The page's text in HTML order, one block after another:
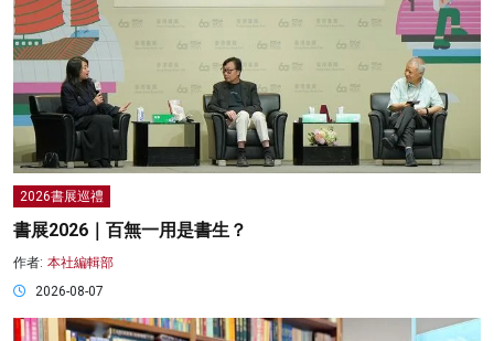
2026書展巡禮
書展2026｜百無一用是書生？
作者: 本社編輯部
2026-08-07